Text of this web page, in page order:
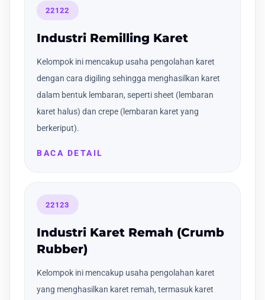
22122
Industri Remilling Karet
Kelompok ini mencakup usaha pengolahan karet
dengan cara digiling sehingga menghasilkan karet
dalam bentuk lembaran, seperti sheet (lembaran
karet halus) dan crepe (lembaran karet yang
berkeriput).
BACA DETAIL
22123
Industri Karet Remah (Crumb
Rubber)
Kelompok ini mencakup usaha pengolahan karet
yang menghasilkan karet remah, termasuk karet